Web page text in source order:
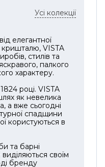
витонченим
багатство
дном
створюючи
ваги.
із сучасною
пропорції
смакових
глибше та
так і
Усі колекції
елегантної
кришталю, VISTA
стилів та
палкого
характеру.
році. VISTA
як невелика
а вже сьогодні
спадщини
користуються в
та барні
своїм
бренду